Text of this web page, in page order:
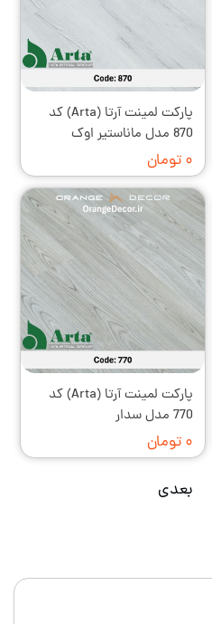
پارکت لمینت آرتا (Arta) کد
870 مدل ماناستیر اوک
۰ تومان
پارکت لمینت آرتا (Arta) کد
770 مدل سدار
۰ تومان
بعدی